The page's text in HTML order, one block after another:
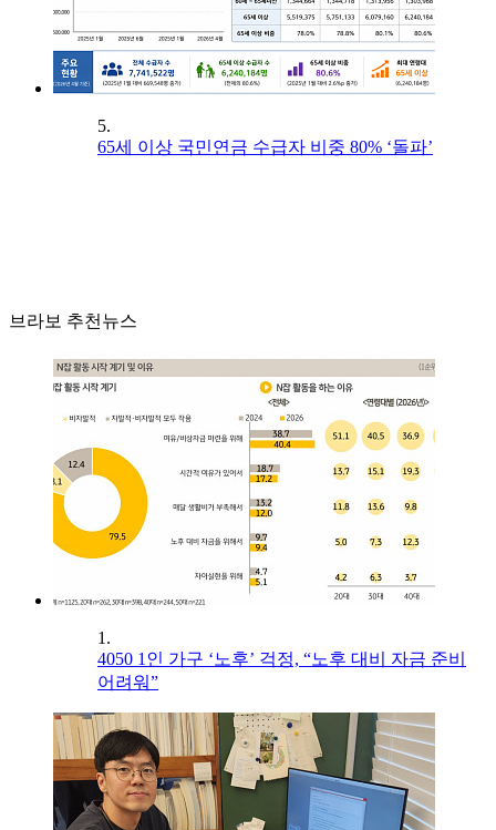
5.
65세 이상 국민연금 수급자 비중 80% ‘돌파’
브라보 추천뉴스
1.
4050 1인 가구 ‘노후’ 걱정, “노후 대비 자금 준비
어려워”